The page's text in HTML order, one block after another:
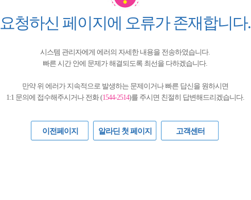
요청하신 페이지에 오류가 존재합니다.
시스템 관리자에게 에러의 자세한 내용을 전송하였습니다.
빠른 시간 안에 문제가 해결되도록 최선을 다하겠습니다.
만약 위 에러가 지속적으로 발생하는 문제이거나 빠른 답신을 원하시면
1:1 문의에 접수해주시거나 전화 (1544-2514)를 주시면 친절히 답변해드리겠습니다.
이전페이지 알라딘 첫 페이지 고객센터